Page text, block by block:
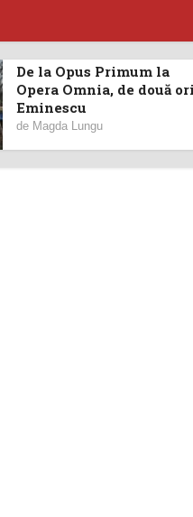
De la Opus Primum la
Opera Omnia, de două ori
Eminescu
de Magda Lungu
Concurs de
literar pentru
generații...